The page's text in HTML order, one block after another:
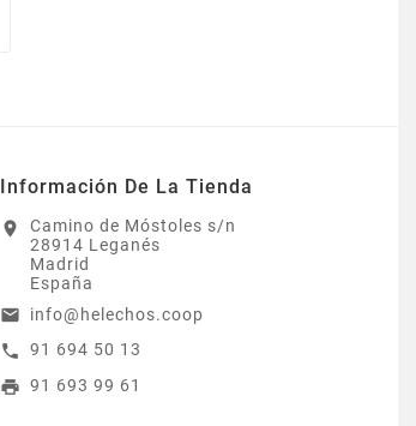
Información De La Tienda
location_on
Camino de Móstoles s/n
28914 Leganés
Madrid
España
email info@helechos.coop
call 91 694 50 13
print 91 693 99 61